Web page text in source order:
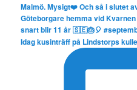
Idag kusinträff på Lindstorps